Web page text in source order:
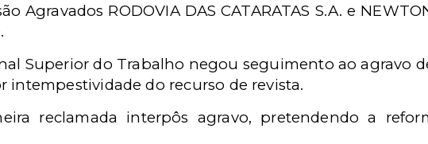
Agravados RODOVIA DAS CATARATAS S.A. e
Superior do Trabalho negou seguimento ao agravo
intempestividade do recurso de revista.
reclamada interpôs agravo, pretendendo a